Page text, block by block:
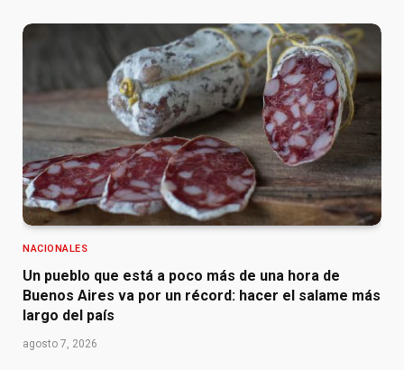
NACIONALES
Un pueblo que está a poco más de una hora de
Buenos Aires va por un récord: hacer el salame más
largo del país
agosto 7, 2026